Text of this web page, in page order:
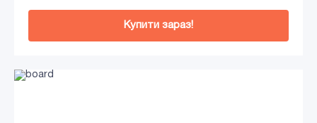
Купити зараз!